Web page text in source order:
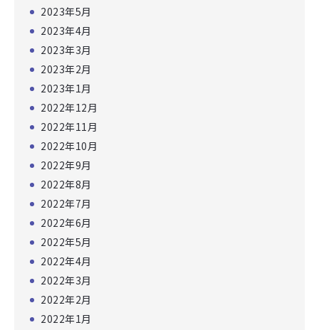
2023年5月
2023年4月
2023年3月
2023年2月
2023年1月
2022年12月
2022年11月
2022年10月
2022年9月
2022年8月
2022年7月
2022年6月
2022年5月
2022年4月
2022年3月
2022年2月
2022年1月